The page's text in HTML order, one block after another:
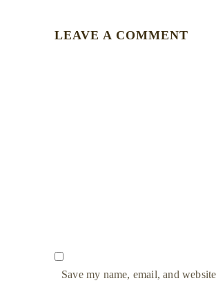
LEAVE A COMMENT
Save my name, email, and